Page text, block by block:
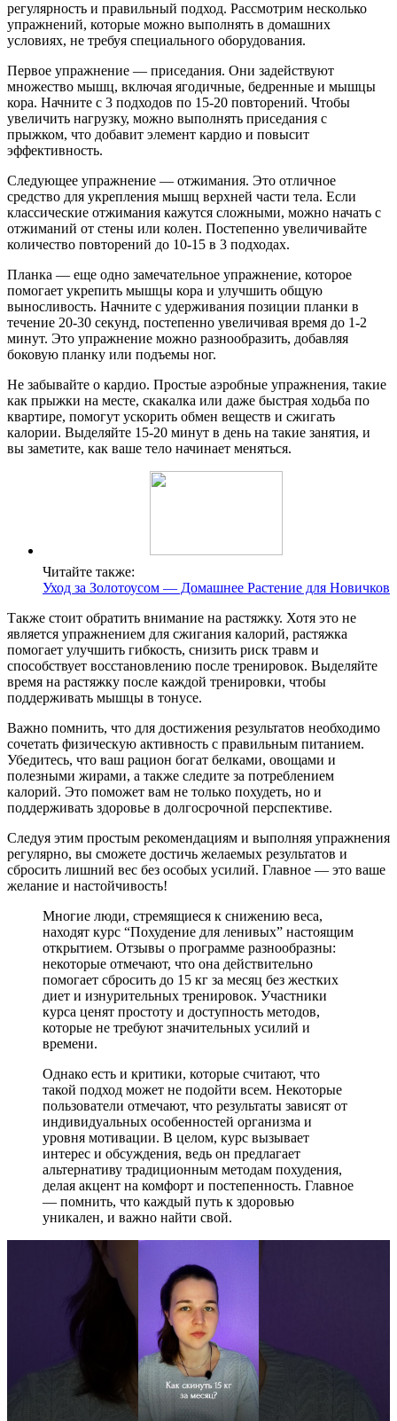
регулярность и правильный подход. Рассмотрим несколько
упражнений, которые можно выполнять в домашних
условиях, не требуя специального оборудования.
Первое упражнение — приседания. Они задействуют
множество мышц, включая ягодичные, бедренные и мышцы
кора. Начните с 3 подходов по 15-20 повторений. Чтобы
увеличить нагрузку, можно выполнять приседания с
прыжком, что добавит элемент кардио и повысит
эффективность.
Следующее упражнение — отжимания. Это отличное
средство для укрепления мышц верхней части тела. Если
классические отжимания кажутся сложными, можно начать с
отжиманий от стены или колен. Постепенно увеличивайте
количество повторений до 10-15 в 3 подходах.
Планка — еще одно замечательное упражнение, которое
помогает укрепить мышцы кора и улучшить общую
выносливость. Начните с удерживания позиции планки в
течение 20-30 секунд, постепенно увеличивая время до 1-2
минут. Это упражнение можно разнообразить, добавляя
боковую планку или подъемы ног.
Не забывайте о кардио. Простые аэробные упражнения, такие
как прыжки на месте, скакалка или даже быстрая ходьба по
квартире, помогут ускорить обмен веществ и сжигать
калории. Выделяйте 15-20 минут в день на такие занятия, и
вы заметите, как ваше тело начинает меняться.
Читайте также:
Уход за Золотоусом — Домашнее Растение для Новичков
Также стоит обратить внимание на растяжку. Хотя это не
является упражнением для сжигания калорий, растяжка
помогает улучшить гибкость, снизить риск травм и
способствует восстановлению после тренировок. Выделяйте
время на растяжку после каждой тренировки, чтобы
поддерживать мышцы в тонусе.
Важно помнить, что для достижения результатов необходимо
сочетать физическую активность с правильным питанием.
Убедитесь, что ваш рацион богат белками, овощами и
полезными жирами, а также следите за потреблением
калорий. Это поможет вам не только похудеть, но и
поддерживать здоровье в долгосрочной перспективе.
Следуя этим простым рекомендациям и выполняя упражнения
регулярно, вы сможете достичь желаемых результатов и
сбросить лишний вес без особых усилий. Главное — это ваше
желание и настойчивость!
Многие люди, стремящиеся к снижению веса,
находят курс “Похудение для ленивых” настоящим
открытием. Отзывы о программе разнообразны:
некоторые отмечают, что она действительно
помогает сбросить до 15 кг за месяц без жестких
диет и изнурительных тренировок. Участники
курса ценят простоту и доступность методов,
которые не требуют значительных усилий и
времени.
Однако есть и критики, которые считают, что
такой подход может не подойти всем. Некоторые
пользователи отмечают, что результаты зависят от
индивидуальных особенностей организма и
уровня мотивации. В целом, курс вызывает
интерес и обсуждения, ведь он предлагает
альтернативу традиционным методам похудения,
делая акцент на комфорт и постепенность. Главное
— помнить, что каждый путь к здоровью
уникален, и важно найти свой.